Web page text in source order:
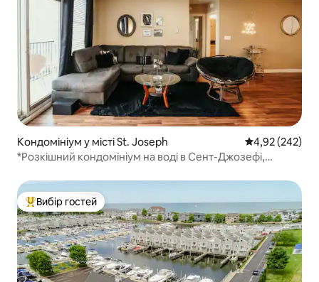
Кондомініум у місті St. Joseph Середня
4,92 (242)
*Розкішний кондомініум на воді в Сент-Джозефі,
Топ вибір гостей
Вибір гостей